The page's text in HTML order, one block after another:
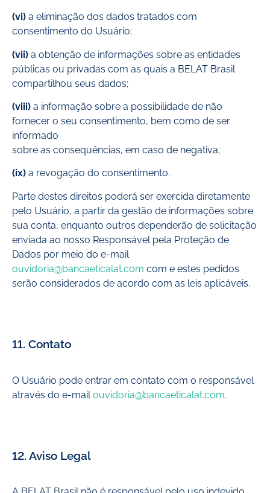
(vi) a eliminação dos dados tratados com
consentimento do Usuário;
(vii) a obtenção de informações sobre as entidades
públicas ou privadas com as quais a BELAT Brasil
compartilhou seus dados;
(viii) a informação sobre a possibilidade de não
fornecer o seu consentimento, bem como de ser
informado
sobre as consequências, em caso de negativa;
(ix) a revogação do consentimento.
Parte destes direitos poderá ser exercida diretamente
pelo Usuário, a partir da gestão de informações sobre
sua conta, enquanto outros dependerão de solicitação
enviada ao nosso Responsável pela Proteção de
Dados por meio do e-mail
ouvidoria@bancaeticalat.com com e estes pedidos
serão considerados de acordo com as leis aplicáveis.
11. Contato
O Usuário pode entrar em contato com o responsável
através do e-mail ouvidoria@bancaeticalat.com.
12. Aviso Legal